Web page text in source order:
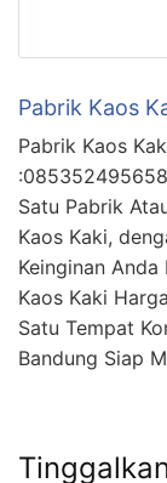
Pabrik Kaos
Pabrik Kaos
Satu Pabrik
Kaos Kaki,
Keinginan
Kaos Kaki
Satu Tempat
Bandung Siap